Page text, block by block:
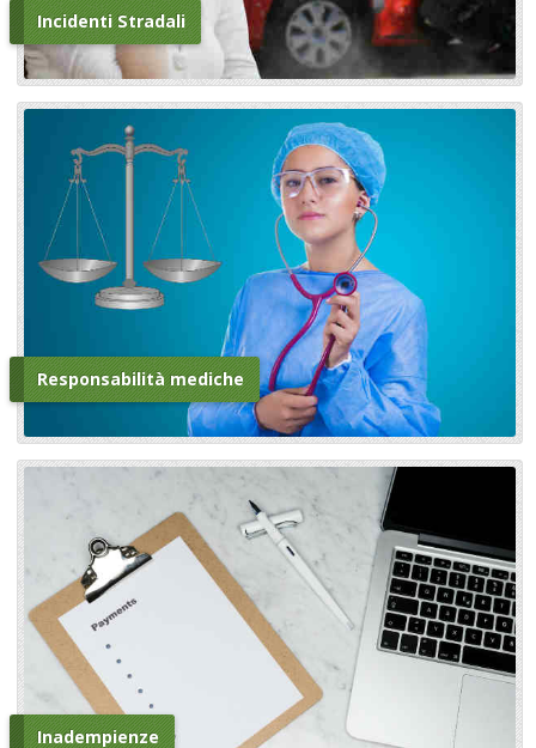
Incidenti Stradali
Responsabilità mediche
Inadempienze